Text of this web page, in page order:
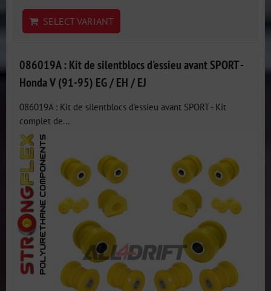
SELECT VARIANT
086019A : Kit de silentblocs d'essieu avant SPORT -
Honda V (91-95) EG / EH / EJ
086019A : Kit de silentblocs d'essieu avant SPORT - Kit
complet de...